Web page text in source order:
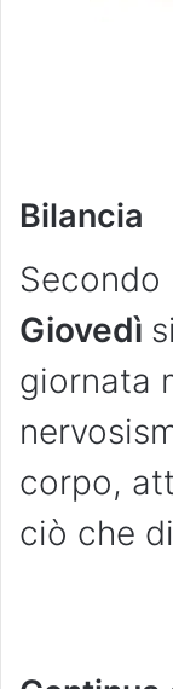
Bilancia
Secondo
Giovedì
giornata
corpo,
ciò che